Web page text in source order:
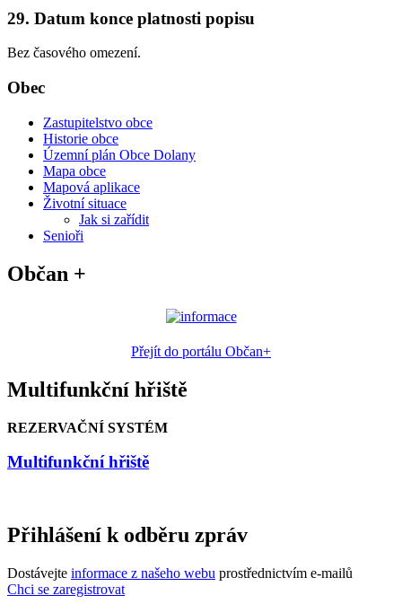
29. Datum konce platnosti popisu
Bez časového omezení.
Obec
Zastupitelstvo obce
Historie obce
Územní plán Obce Dolany
Mapa obce
Mapová aplikace
Životní situace
Jak si zařídit
Senioři
Občan +
Přejít do portálu Občan+
Multifunkční hřiště
REZERVAČNÍ SYSTÉM
Multifunkční hřiště
Přihlášení k odběru zpráv
Dostávejte informace z našeho webu prostřednictvím e-mailů
Chci se zaregistrovat